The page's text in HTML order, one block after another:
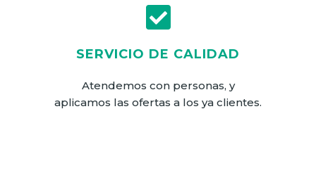
SERVICIO DE CALIDAD
Atendemos con personas, y
aplicamos las ofertas a los ya clientes.